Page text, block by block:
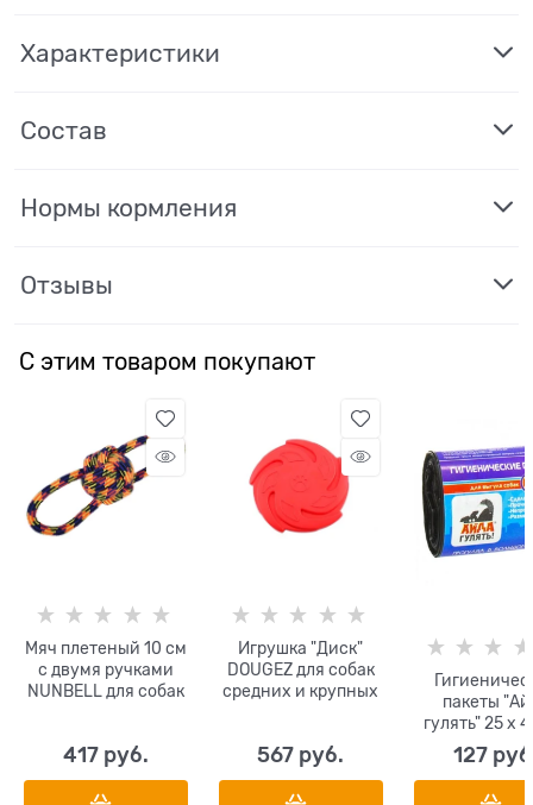
Характеристики
Состав
Нормы кормления
Отзывы
С этим товаром покупают
Мяч плетеный 10 см
с двумя ручками
NUNBELL для собак
цвета в
ассортименте
417 руб.
Игрушка "Диск"
DOUGEZ для собак
средних и крупных
567 руб.
пакеты
гулять" 25 х
шт
127